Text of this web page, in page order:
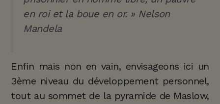
en roi et la boue en or.» Nelson
Mandela
Enfin mais non en vain, envisageons ici un
3ème niveau du développement personnel,
tout au sommet de la pyramide de Maslow,